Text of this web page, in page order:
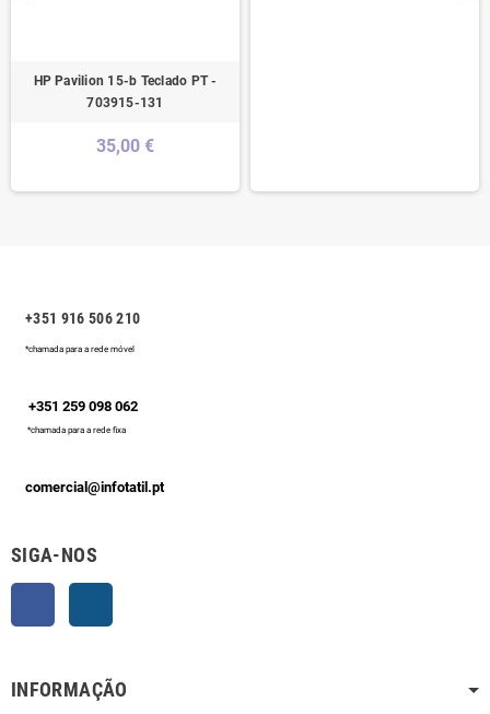
HP Pavilion 15-b Teclado PT -
703915-131
35,00 €
+351 916 506 210
*chamada para a rede móvel
+351 259 098 062
*chamada para a rede fixa
comercial@infotatil.pt
SIGA-NOS
INFORMAÇÃO